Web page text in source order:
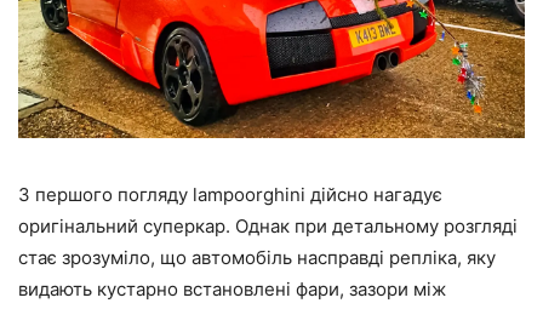
З першого погляду lampoorghini дійсно нагадує
оригінальний суперкар. Однак при детальному розгляді
стає зрозуміло, що автомобіль насправді репліка, яку
видають кустарно встановлені фари, зазори між